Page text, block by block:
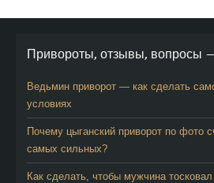
Привороты, отзывы, вопросы
Ведьмин приворот — как сделать
условиях
Почему цыганский приворот по фото
самых сильных?
Как сделать, чтобы мужчина